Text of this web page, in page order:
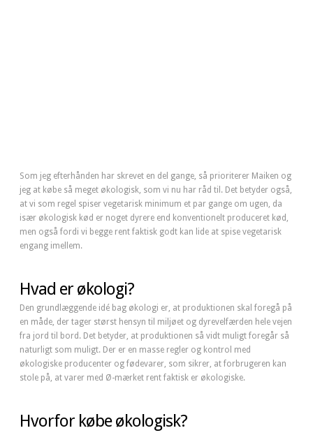
Som jeg efterhånden har skrevet en del gange, så prioriterer Maiken og
jeg at købe så meget økologisk, som vi nu har råd til. Det betyder også,
at vi som regel spiser vegetarisk minimum et par gange om ugen, da
især økologisk kød er noget dyrere end konventionelt produceret kød,
men også fordi vi begge rent faktisk godt kan lide at spise vegetarisk
engang imellem.
Hvad er økologi?
Den grundlæggende idé bag økologi er, at produktionen skal foregå på
en måde, der tager størst hensyn til miljøet og dyrevelfærden hele vejen
fra jord til bord. Det betyder, at produktionen så vidt muligt foregår så
naturligt som muligt. Der er en masse regler og kontrol med
økologiske producenter og fødevarer, som sikrer, at forbrugeren kan
stole på, at varer med Ø-mærket rent faktisk er økologiske.
Hvorfor købe økologisk?